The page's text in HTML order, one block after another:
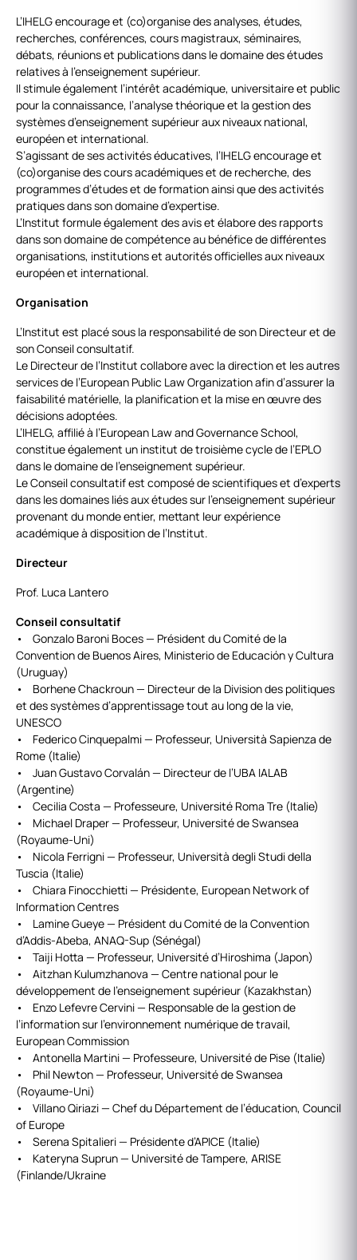
L’IHELG encourage et (co)organise des analyses, études,
recherches, conférences, cours magistraux, séminaires,
débats, réunions et publications dans le domaine des études
relatives à l’enseignement supérieur.
Il stimule également l’intérêt académique, universitaire et public
pour la connaissance, l’analyse théorique et la gestion des
systèmes d’enseignement supérieur aux niveaux national,
européen et international.
S’agissant de ses activités éducatives, l’IHELG encourage et
(co)organise des cours académiques et de recherche, des
programmes d’études et de formation ainsi que des activités
pratiques dans son domaine d’expertise.
L’Institut formule également des avis et élabore des rapports
dans son domaine de compétence au bénéfice de différentes
organisations, institutions et autorités officielles aux niveaux
européen et international.
Organisation
L’Institut est placé sous la responsabilité de son Directeur et de
son Conseil consultatif.
Le Directeur de l’Institut collabore avec la direction et les autres
services de l’European Public Law Organization afin d’assurer la
faisabilité matérielle, la planification et la mise en œuvre des
décisions adoptées.
L’IHELG, affilié à l’European Law and Governance School,
constitue également un institut de troisième cycle de l’EPLO
dans le domaine de l’enseignement supérieur.
Le Conseil consultatif est composé de scientifiques et d’experts
dans les domaines liés aux études sur l’enseignement supérieur
provenant du monde entier, mettant leur expérience
académique à disposition de l’Institut.
Directeur
Prof. Luca Lantero
Conseil consultatif
• Gonzalo Baroni Boces — Président du Comité de la
Convention de Buenos Aires, Ministerio de Educación y Cultura
(Uruguay)
• Borhene Chackroun — Directeur de la Division des politiques
et des systèmes d’apprentissage tout au long de la vie,
UNESCO
• Federico Cinquepalmi — Professeur, Università Sapienza de
Rome (Italie)
• Juan Gustavo Corvalán — Directeur de l’UBA IALAB
(Argentine)
• Cecilia Costa — Professeure, Université Roma Tre (Italie)
• Michael Draper — Professeur, Université de Swansea
(Royaume-Uni)
• Nicola Ferrigni — Professeur, Università degli Studi della
Tuscia (Italie)
• Chiara Finocchietti — Présidente, European Network of
Information Centres
• Lamine Gueye — Président du Comité de la Convention
d’Addis-Abeba, ANAQ-Sup (Sénégal)
• Taiji Hotta — Professeur, Université d’Hiroshima (Japon)
• Aitzhan Kulumzhanova — Centre national pour le
développement de l’enseignement supérieur (Kazakhstan)
• Enzo Lefevre Cervini — Responsable de la gestion de
l’information sur l’environnement numérique de travail,
European Commission
• Antonella Martini — Professeure, Université de Pise (Italie)
• Phil Newton — Professeur, Université de Swansea
(Royaume-Uni)
• Villano Qiriazi — Chef du Département de l’éducation, Council
of Europe
• Serena Spitalieri — Présidente d’APICE (Italie)
• Kateryna Suprun — Université de Tampere, ARISE
(Finlande/Ukraine